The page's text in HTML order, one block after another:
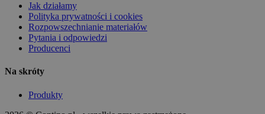
Jak działamy
Polityka prywatności i cookies
Rozpowszechnianie materiałów
Pytania i odpowiedzi
Producenci
Na skróty
Produkty